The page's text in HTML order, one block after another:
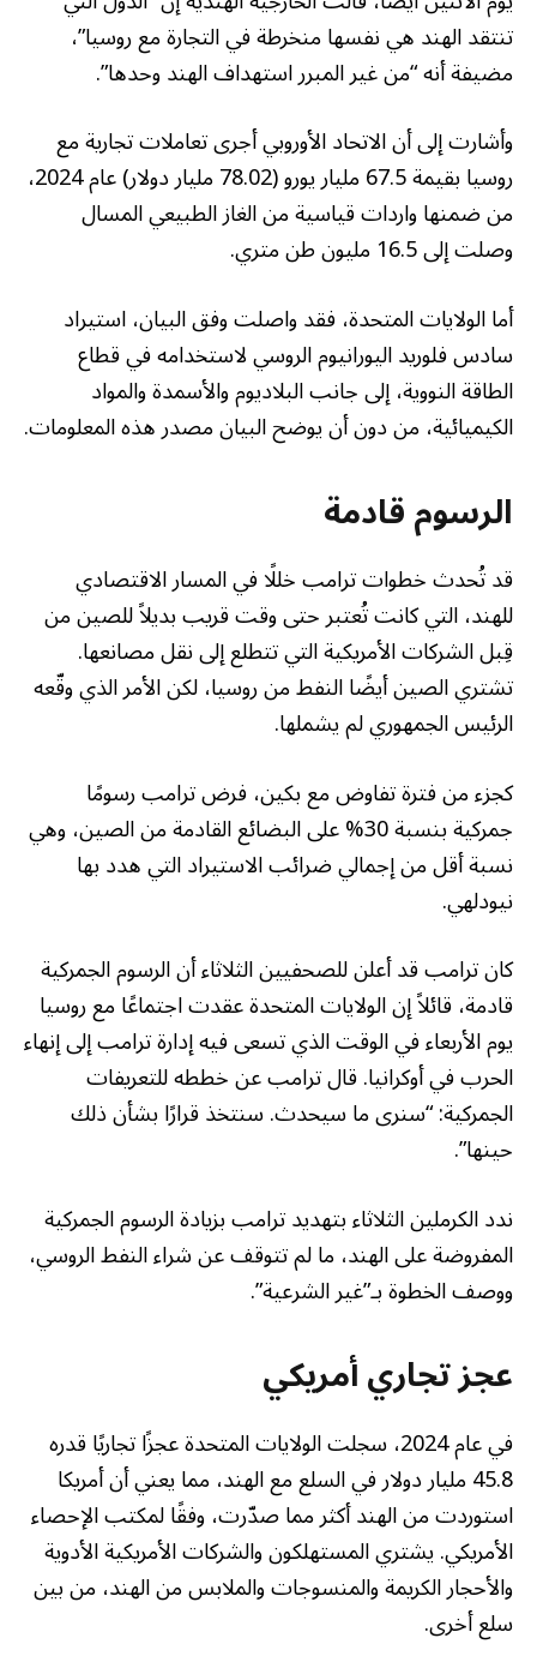
تنتقد الهند هي نفسها منخرطة في التجارة مع روسيا”،
مضيفة أنه “من غير المبرر استهداف الهند وحدها”.
وأشارت إلى أن الاتحاد الأوروبي أجرى تعاملات تجارية مع
روسيا بقيمة 67.5 مليار يورو (78.02 مليار دولار) عام 2024،
من ضمنها واردات قياسية من الغاز الطبيعي المسال
وصلت إلى 16.5 مليون طن متري.
أما الولايات المتحدة، فقد واصلت وفق البيان، استيراد
سادس فلوريد اليورانيوم الروسي لاستخدامه في قطاع
الطاقة النووية، إلى جانب البلاديوم والأسمدة والمواد
الكيميائية، من دون أن يوضح البيان مصدر هذه المعلومات.
الرسوم قادمة
قد تُحدث خطوات ترامب خللًا في المسار الاقتصادي
للهند، التي كانت تُعتبر حتى وقت قريب بديلاً للصين من
قِبل الشركات الأمريكية التي تتطلع إلى نقل مصانعها.
تشتري الصين أيضًا النفط من روسيا، لكن الأمر الذي وقّعه
الرئيس الجمهوري لم يشملها.
كجزء من فترة تفاوض مع بكين، فرض ترامب رسومًا
جمركية بنسبة 30% على البضائع القادمة من الصين، وهي
نسبة أقل من إجمالي ضرائب الاستيراد التي هدد بها
نيودلهي.
كان ترامب قد أعلن للصحفيين الثلاثاء أن الرسوم الجمركية
قادمة، قائلاً إن الولايات المتحدة عقدت اجتماعًا مع روسيا
يوم الأربعاء في الوقت الذي تسعى فيه إدارة ترامب إلى إنهاء
الحرب في أوكرانيا. قال ترامب عن خططه للتعريفات
الجمركية: “سنرى ما سيحدث. سنتخذ قرارًا بشأن ذلك
حينها”.
ندد الكرملين الثلاثاء بتهديد ترامب بزيادة الرسوم الجمركية
المفروضة على الهند، ما لم تتوقف عن شراء النفط الروسي،
ووصف الخطوة بـ”غير الشرعية”.
عجز تجاري أمريكي
في عام 2024، سجلت الولايات المتحدة عجزًا تجاريًا قدره
45.8 مليار دولار في السلع مع الهند، مما يعني أن أمريكا
استوردت من الهند أكثر مما صدّرت، وفقًا لمكتب الإحصاء
الأمريكي. يشتري المستهلكون والشركات الأمريكية الأدوية
والأحجار الكريمة والمنسوجات والملابس من الهند، من بين
سلع أخرى.